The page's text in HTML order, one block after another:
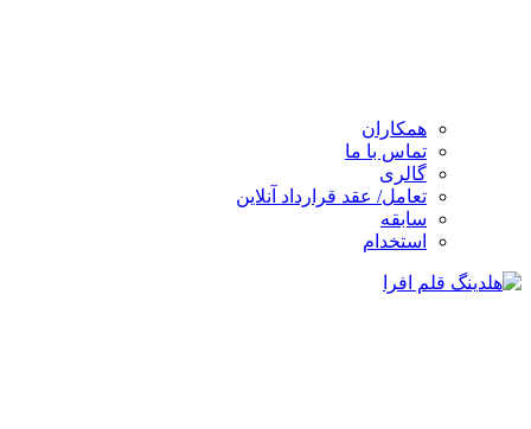
همکاران
تماس با ما
گالری
تعامل/ عقد قرارداد آنلاین
سابقه
استخدام